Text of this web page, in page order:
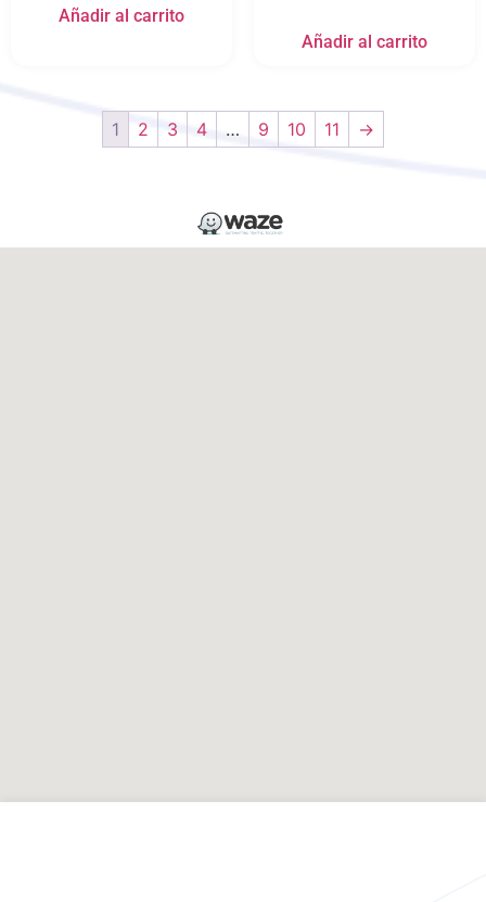
Añadir al carrito
Añadir al carrito
1 2 3 4 … 9 10 11 →